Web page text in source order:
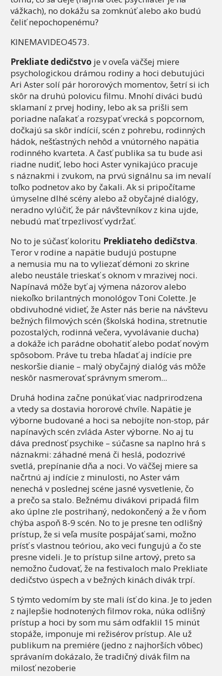
vážkach), no dokážu sa zomknúť alebo ako budú
čeliť nepochopenému?
KINEMAVIDEO4573.
Prekliate dedičstvo je v oveľa väčšej miere
psychologickou drámou rodiny a hoci debutujúci
Ari Aster solí pár hororových momentov, šetrí si ich
skôr na druhú polovicu filmu. Mnohí diváci budú
sklamaní z prvej hodiny, lebo ak sa prišli sem
poriadne naľakať a rozsypať vrecká s popcornom,
dočkajú sa skôr indícií, scén z pohrebu, rodinných
hádok, nešťastných nehôd a vnútorného napätia
rodinného kvarteta. A časť publika sa tu bude asi
riadne nudiť, lebo hoci Aster vynikajúco pracuje
s náznakmi i zvukom, na prvú signálnu sa im nevalí
toľko podnetov ako by čakali. Ak si pripočítame
úmyselne dlhé scény alebo až obyčajné dialógy,
neradno vylúčiť, že pár návštevníkov z kina ujde,
nebudú mať trpezlivosť vydržať.
No to je súčasť koloritu Prekliateho dedičstva.
Teror v rodine a napätie budujú postupne
a nemusia mu na to vyliezať démoni zo skrine
alebo neustále trieskať s oknom v mrazivej noci.
Napínavá môže byť aj výmena názorov alebo
niekoľko brilantných monológov Toni Colette. Je
obdivuhodné vidieť, že Aster nás berie na návštevu
bežných filmových scén (školská hodina, stretnutie
pozostalých, rodinná večera, vyvolávanie ducha)
a dokáže ich parádne obohatiť alebo podať novým
spôsobom. Práve tu treba hľadať aj indície pre
neskoršie dianie – malý obyčajný dialóg vás môže
neskôr nasmerovať správnym smerom...
Druhá hodina začne ponúkať viac nadprirodzena
a vtedy sa dostavia hororové chvíle. Napätie je
výborne budované a hoci sa nebojíte non-stop, pár
napínavých scén zvláda Aster výborne. No aj tu
dáva prednosť psychike – súčasne sa naplno hrá s
náznakmi: záhadné mená či heslá, podozrivé
svetlá, prepínanie dňa a noci. Vo väčšej miere sa
načrtnú aj indície z minulosti, no Aster vám
nenechá v poslednej scéne jasné vysvetlenie, čo
a prečo sa stalo. Bežnému divákovi pripadá film
ako úplne zle postrihaný, nedokončený a že v ňom
chýba aspoň 8-9 scén. No to je presne ten odlišný
prístup, že si veľa musíte pospájať sami, možno
prísť s vlastnou teóriou, ako veci fungujú a čo ste
presne videli. Je to prístup silne artový, preto sa
nemožno čudovať, že na festivaloch malo Prekliate
dedičstvo úspech a v bežných kinách divák trpí.
S týmto vedomím by ste mali ísť do kina. Je to jeden
z najlepšie hodnotených filmov roka, núka odlišný
prístup a hoci by som mu sám odfaklil 15 minút
stopáže, imponuje mi režisérov prístup. Ale už
publikum na premiére (jedno z najhorších vôbec)
správaním dokázalo, že tradičný divák film na
milosť nezoberie